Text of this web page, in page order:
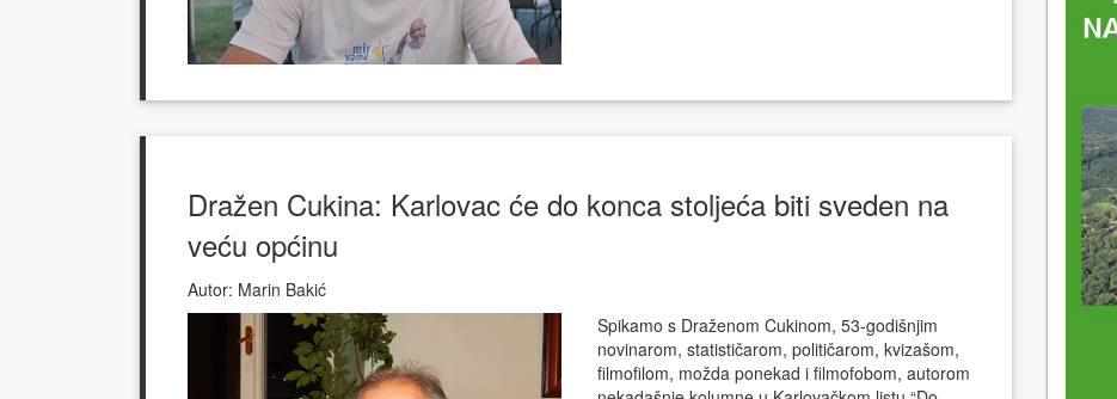
Dražen Cukina: Karlovac će do konca stoljeća biti sveden na
veću općinu
Autor: Marin Bakić
Spikamo s Draženom Cukinom, 53-godišnjim
novinarom, statističarom, političarom, kvizašom,
filmofilom, možda ponekad i filmofobom, autorom